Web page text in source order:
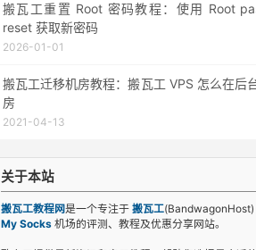
搬瓦工重置 Root 密码教程：使用 Root
reset 获取新密码
2026-01-01
搬瓦工迁移机房教程：搬瓦工 VPS 怎么在后
房
2021-04-13
关于本站
搬瓦工教程网是一个专注于 搬瓦工(BandwagonHost)
My Socks 机场的评测、教程及优惠分享网站。